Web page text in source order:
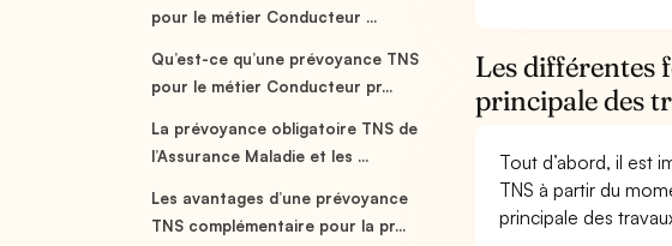
pour le métier Conducteur ...
Qu’est-ce qu’une prévoyance TNS
pour le métier Conducteur pr...
La prévoyance obligatoire TNS de
l’Assurance Maladie et les ...
Les avantages d’une prévoyance
TNS complémentaire pour la pr...
Les différentes
principale des
Tout d’abord, il est
TNS à partir du
principale des